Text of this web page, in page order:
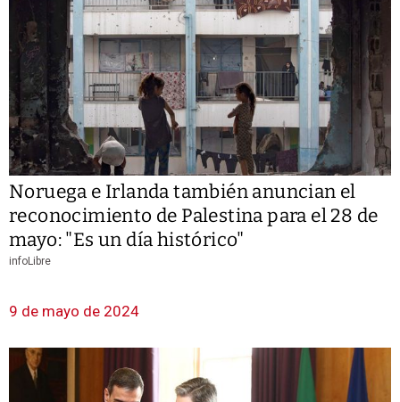
Noruega e Irlanda también anuncian el
reconocimiento de Palestina para el 28 de
mayo: "Es un día histórico"
infoLibre
9 de mayo de 2024